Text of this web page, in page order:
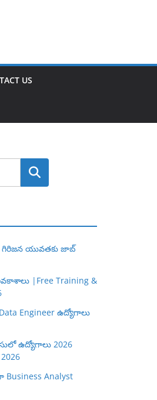
US
Search
యువతకు జాబ్
|Free Training &
Engineer ఉద్యోగాలు
ఉద్యోగాలు 2026
Analyst